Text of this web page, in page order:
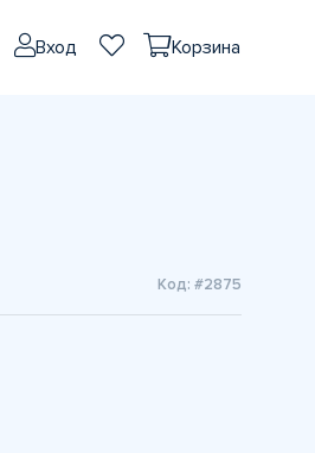
Вход Корзина
Код: #2875